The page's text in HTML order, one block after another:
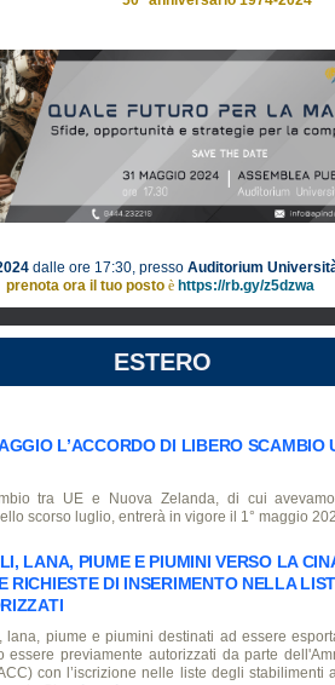
dalle ore 17:30, presso Auditorium
prenota ora il tuo posto è https://rb.gy/z5dzwa
ESTERO
L’ACCORDO DI LIBERO SCAMBIO
tra UE e Nuova Zelanda, di cui
scorso luglio, entrerà in vigore il 1° maggio
LANA, PIUME E PIUMINI VERSO LA
RICHIESTE DI INSERIMENTO NELLA
lana, piume e piumini destinati ad essere
essere previamente autorizzati da parte
con l’iscrizione nelle liste degli stabilimenti